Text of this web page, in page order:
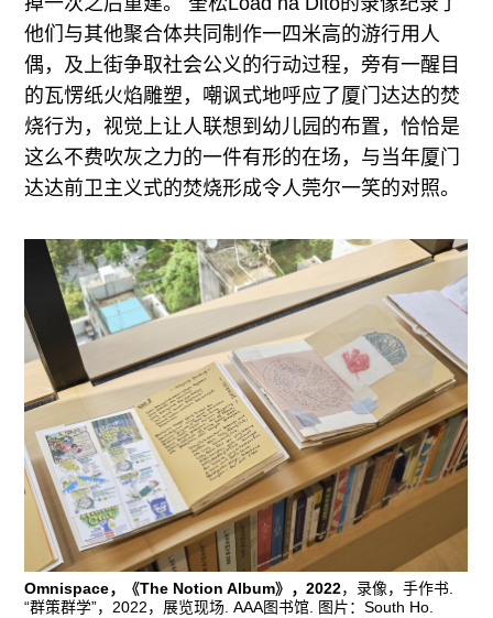
他们与其他聚合体共同制作一四米高的游行用人
偶，及上街争取社会公义的行动过程，旁有一醒目
的瓦愣纸火焰雕塑，嘲讽式地呼应了厦门达达的焚
烧行为，视觉上让人联想到幼儿园的布置，恰恰是
这么不费吹灰之力的一件有形的在场，与当年厦门
达达前卫主义式的焚烧形成令人莞尔一笑的对照。
Omnispace，《The Notion Album》，2022，录像，手作书.
“群策群学”，2022，展览现场. AAA图书馆. 图片：South Ho.